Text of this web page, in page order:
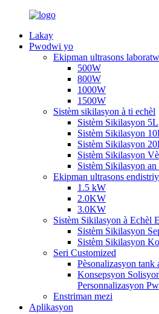
Lakay
Pwodwi yo
Ekipman ultrasons
500W
800W
1000W
1500W
Sistèm sikilasyon à ti echèl
Sistèm Sikilasyon 5L
Sistèm Sikilasyon
Sistèm Sikilasyon
Sistèm Sikilasyon Vè
Sistèm Sikilasyon an
Ekipman ultrasons
1.5 kW
2.0KW
3.0KW
Sistèm Sikilasyon à Echèl
Sistèm Sikilasyon
Sistèm Sikilasyon
Seri Customized
Pèsonalizasyon tank
Konsepsyon
Personnalizasyon
Enstriman mezi
Aplikasyon